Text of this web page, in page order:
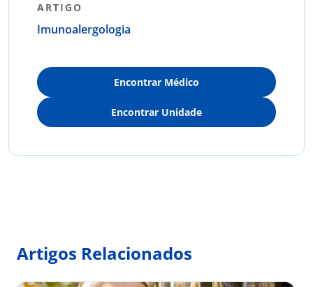
ARTIGO
Imunoalergologia
Encontrar Médico
Encontrar Unidade
Artigos Relacionados